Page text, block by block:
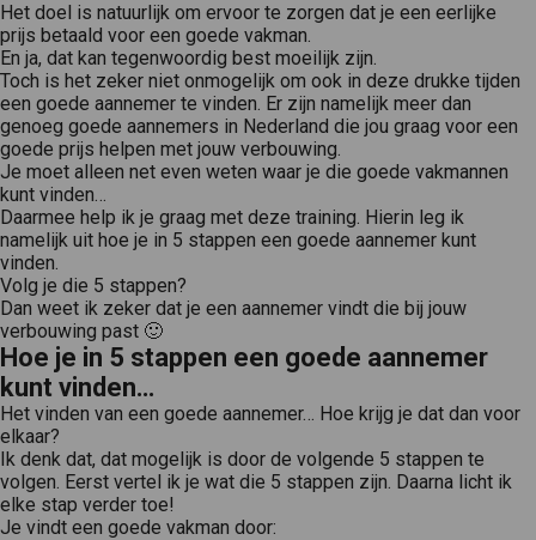
Het doel is natuurlijk om ervoor te zorgen dat je een eerlijke
prijs betaald voor een goede vakman.
En ja, dat kan tegenwoordig best moeilijk zijn.
Toch is het zeker niet onmogelijk om ook in deze drukke tijden
een goede aannemer te vinden. Er zijn namelijk meer dan
genoeg goede aannemers in Nederland die jou graag voor een
goede prijs helpen met jouw verbouwing.
Je moet alleen net even weten waar je die goede vakmannen
kunt vinden…
Daarmee help ik je graag met deze training. Hierin leg ik
namelijk uit hoe je in 5 stappen een goede aannemer kunt
vinden.
Volg je die 5 stappen?
Dan weet ik zeker dat je een aannemer vindt die bij jouw
verbouwing past 🙂
Hoe je in 5 stappen een goede aannemer
kunt vinden…
Het vinden van een goede aannemer… Hoe krijg je dat dan voor
elkaar?
Ik denk dat, dat mogelijk is door de volgende 5 stappen te
volgen. Eerst vertel ik je wat die 5 stappen zijn. Daarna licht ik
elke stap verder toe!
Je vindt een goede vakman door: